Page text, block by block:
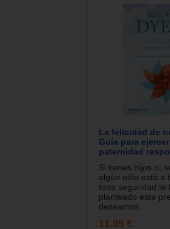
La felicidad de
Guía para
paternidad
Si tienes hijos o,
algún niño está a
toda seguridad te
planteado esta
deseamos...
11.95 €